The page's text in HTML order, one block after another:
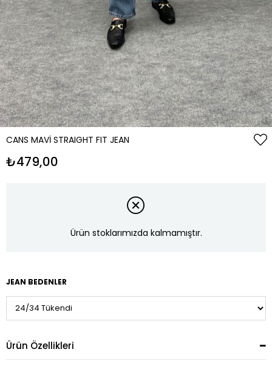
CANS MAVI STRAIGHT FIT JEAN
₺479,00
Ürün stoklarımızda kalmamıştır.
JEAN BEDENLER
Ürün Özellikleri